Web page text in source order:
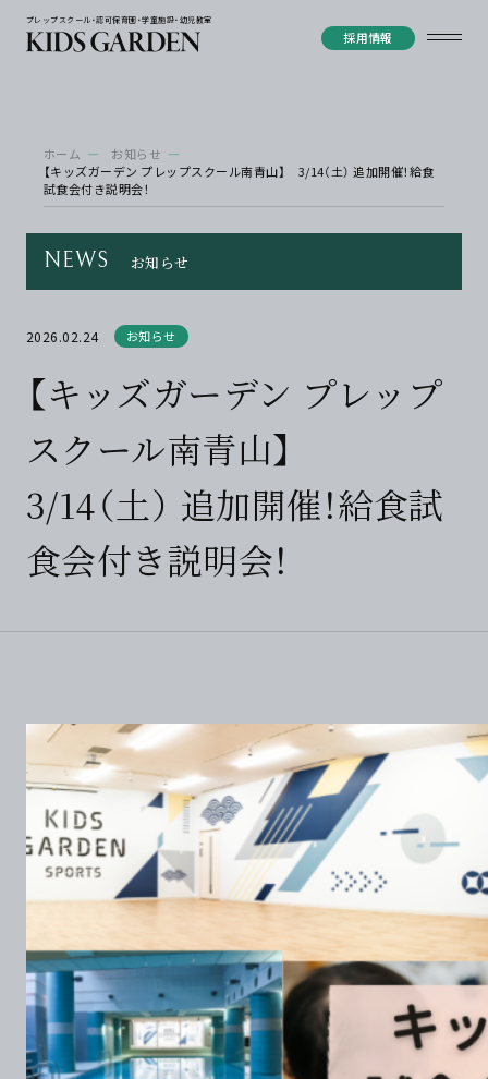
プレップスクール・認可保育園・学童施設・幼児教室
採用情報
ホーム
お知らせ
【キッズガーデン プレップスクール南青山】 3/14（土） 追加開催！給食
試食会付き説明会！
NEWS お知らせ
2026.02.24 お知らせ
【キッズガーデン プレップ
スクール南青山】
3/14（土） 追加開催！給食試
食会付き説明会！